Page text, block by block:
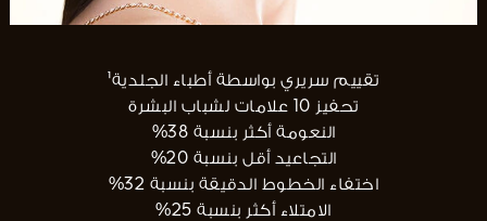
تقييم سريري بواسطة أطباء الجلدية¹
تحفيز 10 علامات لشباب البشرة
النعومة أكثر بنسبة 38%
التجاعيد أقل بنسبة 20%
اختفاء الخطوط الدقيقة بنسبة 32%
الامتلاء أكثر بنسبة 25%